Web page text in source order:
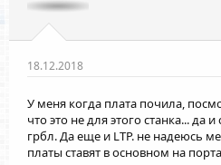
18.12.2018
У меня когда плата почила,
что это не для этого станка... да
грбл. Да еще и LTP. не надеюсь
платы ставят в основном на